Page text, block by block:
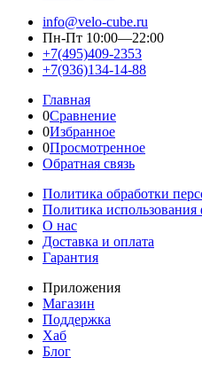
info@velo-cube.ru
Пн-Пт 10:00—22:00
+7(495)409-2353
+7(936)134-14-88
Главная
0Сравнение
0Избранное
0Просмотренное
Обратная связь
Политика обработки
Политика использования
О нас
Доставка и оплата
Гарантия
Приложения
Магазин
Поддержка
Хаб
Блог